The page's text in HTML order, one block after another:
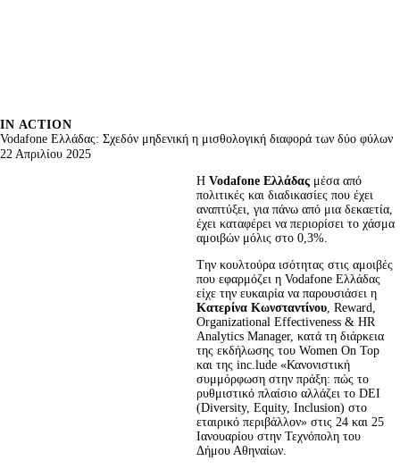
IN ACTION
Vodafone Ελλάδας: Σχεδόν μηδενική η μισθολογική διαφορά των δύο φύλων
22 Απριλίου 2025
Η Vodafone Ελλάδας μέσα από
πολιτικές και διαδικασίες που έχει
αναπτύξει, για πάνω από μια δεκαετία,
έχει καταφέρει να περιορίσει το χάσμα
αμοιβών μόλις στο 0,3%.
Tην κουλτούρα ισότητας στις αμοιβές
που εφαρμόζει η Vodafone Ελλάδας
είχε την ευκαιρία να παρουσιάσει η
Κατερίνα Κωνσταντίνου, Reward,
Organizational Effectiveness & HR
Analytics Manager, κατά τη διάρκεια
της εκδήλωσης του Women On Top
και της inc.lude «Κανονιστική
συμμόρφωση στην πράξη: πώς το
ρυθμιστικό πλαίσιο αλλάζει το DEI
(Diversity, Equity, Inclusion) στο
εταιρικό περιβάλλον» στις 24 και 25
Ιανουαρίου στην Τεχνόπολη του
Δήμου Αθηναίων.